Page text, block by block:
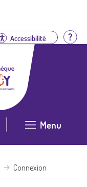
Accessibilité
Menu
Connexion